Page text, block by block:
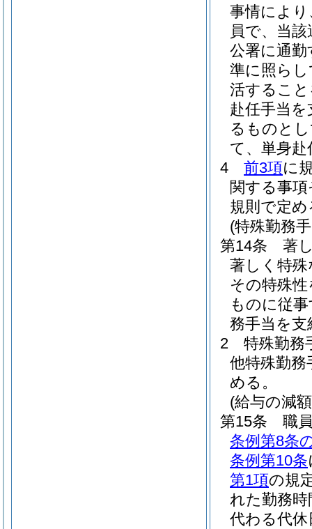
事情によ
員で、当
公署に通
準に照ら
活するこ
赴任手当
るものと
て、単身
4
前3項に
関する事
規則で定め
(特殊勤務
第14条
著
著しく特
その特殊
ものに従
務手当を支
2
特殊勤務
他特殊勤
める。
(給与の減
第15条
職
条例第8条
条例第10条
第1項の規
れた勤務
代わる代